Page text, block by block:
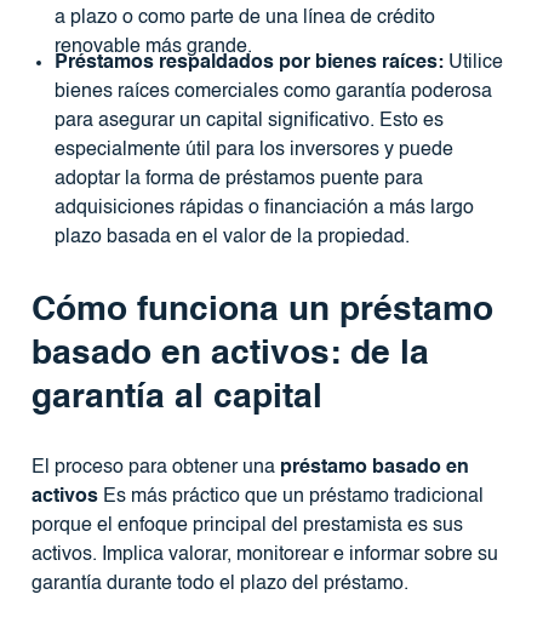
a plazo o como parte de una línea de crédito
renovable más grande.
Préstamos respaldados por bienes raíces:Utilice
bienes raíces comerciales como garantía poderosa
para asegurar un capital significativo. Esto es
especialmente útil para los inversores y puede
adoptar la forma de préstamos puente para
adquisiciones rápidas o financiación a más largo
plazo basada en el valor de la propiedad.
Cómo funciona un préstamo
basado en activos: de la
garantía al capital
El proceso para obtener una préstamo basado en
activosEs más práctico que un préstamo tradicional
porque el enfoque principal del prestamista es sus
activos. Implica valorar, monitorear e informar sobre su
garantía durante todo el plazo del préstamo.